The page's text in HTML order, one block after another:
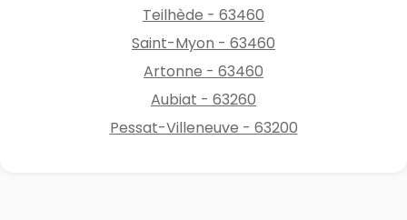
Teilhède - 63460
Saint-Myon - 63460
Artonne - 63460
Aubiat - 63260
Pessat-Villeneuve - 63200